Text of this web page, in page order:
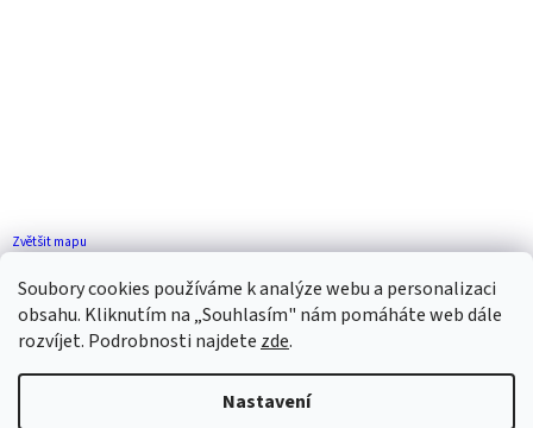
Soubory cookies používáme k analýze webu a personalizaci
obsahu. Kliknutím na „Souhlasím" nám pomáháte web dále
rozvíjet. Podrobnosti najdete zde.
Nastavení
Zvětšit mapu
Vytvořil Shoptet